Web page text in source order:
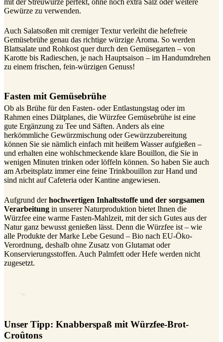
Gewürze zu verwenden.
Auch Salatsoßen mit cremiger Textur verleiht die hefefreie
Gemüsebrühe genau das richtige würzige Aroma. So werden
Blattsalate und Rohkost quer durch den Gemüsegarten – von
Karotte bis Radieschen, je nach Hauptsaison – im Handumdrehen
zu einem frischen, fein-würzigen Genuss!
Fasten mit Gemüsebrühe
Ob als Brühe für den Fasten- oder Entlastungstag oder im
Rahmen eines Diätplanes, die Würzfee Gemüsebrühe ist eine
gute Ergänzung zu Tee und Säften. Anders als eine
herkömmliche Gewürzmischung oder Gewürzzubereitung
können Sie sie nämlich einfach mit heißem Wasser aufgießen –
und erhalten eine wohlschmeckende klare Bouillon, die Sie in
wenigen Minuten trinken oder löffeln können. So haben Sie auch
am Arbeitsplatz immer eine feine Trinkbouillon zur Hand und
sind nicht auf Cafeteria oder Kantine angewiesen.
Aufgrund derhochwertigen Inhaltsstoffe und der sorgsamen
Verarbeitung in unserer Naturproduktion bietet Ihnen die
Würzfee eine warme Fasten-Mahlzeit, mit der sich Gutes aus der
Natur ganz bewusst genießen lässt. Denn die Würzfee ist – wie
alle Produkte der Marke Lebe Gesund – Bio nach EU-Öko-
Verordnung, deshalb ohne Zusatz von Glutamat oder
Konservierungsstoffen. Auch Palmfett oder Hefe werden nicht
zugesetzt.
Unser Tipp: Knabberspaß mit Würzfee-Brot-
Croûtons